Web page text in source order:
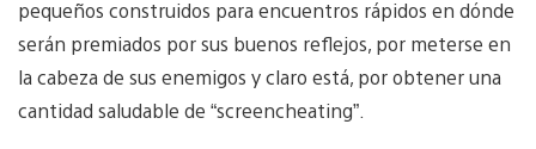
pequeños construidos para encuentros rápidos en dónde
serán premiados por sus buenos reflejos, por meterse en
la cabeza de sus enemigos y claro está, por obtener una
cantidad saludable de “screencheating”.